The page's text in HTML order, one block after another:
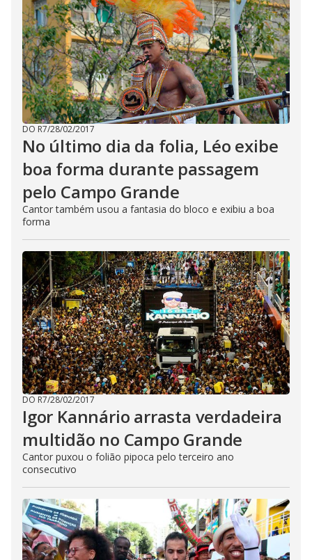
DO R7/28/02/2017
No último dia da folia, Léo exibe
boa forma durante passagem
pelo Campo Grande
Cantor também usou a fantasia do bloco e exibiu a boa
forma
DO R7/28/02/2017
Igor Kannário arrasta verdadeira
multidão no Campo Grande
Cantor puxou o folião pipoca pelo terceiro ano
consecutivo